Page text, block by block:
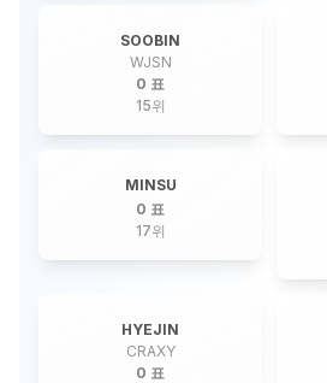
SOOBIN
WJSN
0 표
15위
MINSU
0 표
17위
HYEJIN
CRAXY
0 표